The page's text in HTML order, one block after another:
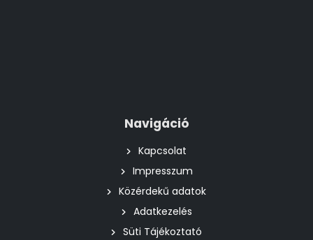
Navigáció
Kapcsolat
Impresszum
Közérdekű adatok
Adatkezelés
Süti Tájékoztató